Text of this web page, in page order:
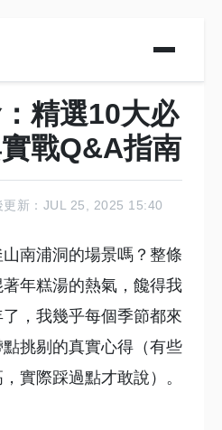
精選10大必
戰Q&A指南
更新：JUL 25, 2025 15:40
南浦洞的場景嗎？整條
年糕湯的熱氣，饞得我
，我幾乎每個季節都來
挑剔的真實心得（有些
實際踩過點才敢說）。